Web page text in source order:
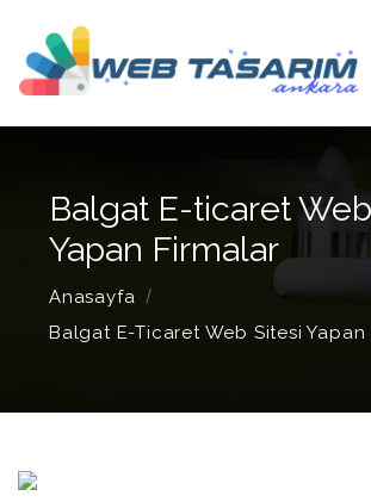
Balgat E-ticaret
Yapan Firmalar
Anasayfa
Balgat E-Ticaret Web Sitesi Yapan